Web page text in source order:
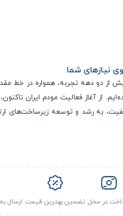
نیازهای شما
از دو دهه تجربه، همواره در خط
از آغاز فعالیت مودم ایران تاکنون،
به رشد و توسعه زیرساخت‌های
در محل تضمین بهترین قیمت ارسال